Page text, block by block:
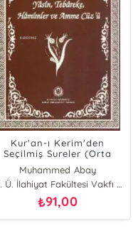
Kur'an-ı Kerim'den
Seçilmiş Sureler (Orta
Boy);
Yasin,Tebareke,Hamimler
Ve Amme Cüz'ü
Muhammed Abay
M. Ü. İlahiyat Fakültesi Vakfı Yayınları
₺91,00